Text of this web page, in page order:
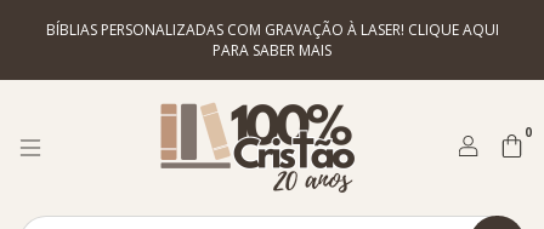
BÍBLIAS PERSONALIZADAS COM GRAVAÇÃO À LASER! CLIQUE AQUI
PARA SABER MAIS
0